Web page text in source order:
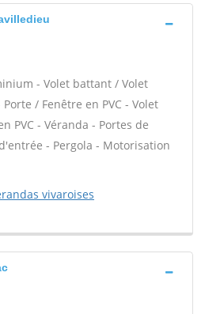
- Volet battant / Volet
/ Fenêtre en PVC - Volet
PVC - Véranda - Portes de
- Pergola - Motorisation
vivaroises